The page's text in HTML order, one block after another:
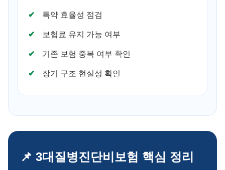
특약 효율성 점검
보험료 유지 가능 여부
기존 보험 중복 여부 확인
장기 구조 현실성 확인
📌 3대질병진단비보험 핵심 정리